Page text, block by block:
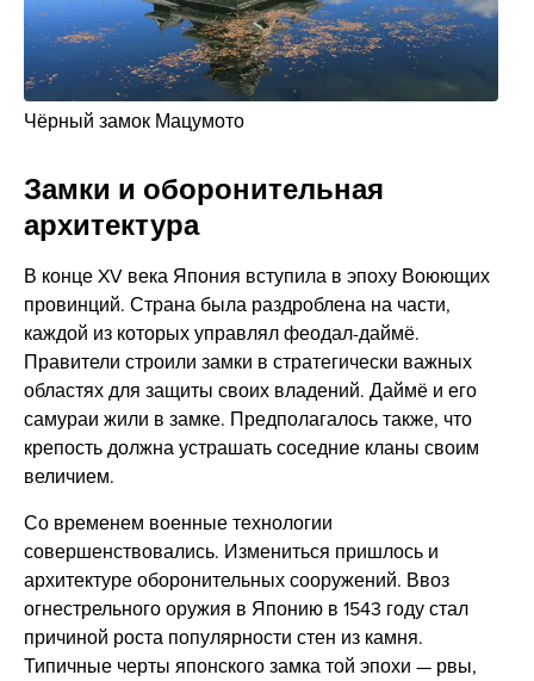
Чёрный замок Мацумото
Замки и оборонительная
архитектура
В конце XV века Япония вступила в эпоху Воюющих
провинций. Страна была раздроблена на части,
каждой из которых управлял феодал-даймё.
Правители строили замки в стратегически важных
областях для защиты своих владений. Даймё и его
самураи жили в замке. Предполагалось также, что
крепость должна устрашать соседние кланы своим
величием.
Со временем военные технологии
совершенствовались. Измениться пришлось и
архитектуре оборонительных сооружений. Ввоз
огнестрельного оружия в Японию в 1543 году стал
причиной роста популярности стен из камня.
Типичные черты японского замка той эпохи — рвы,